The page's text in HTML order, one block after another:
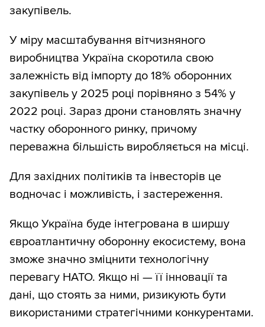
закупівель.
У міру масштабування вітчизняного
виробництва Україна скоротила свою
залежність від імпорту до 18% оборонних
закупівель у 2025 році порівняно з 54% у
2022 році. Зараз дрони становлять значну
частку оборонного ринку, причому
переважна більшість виробляється на місці.
Для західних політиків та інвесторів це
водночас і можливість, і застереження.
Якщо Україна буде інтегрована в ширшу
євроатлантичну оборонну екосистему, вона
зможе значно зміцнити технологічну
перевагу НАТО. Якщо ні — її інновації та
дані, що стоять за ними, ризикують бути
використаними стратегічними конкурентами.